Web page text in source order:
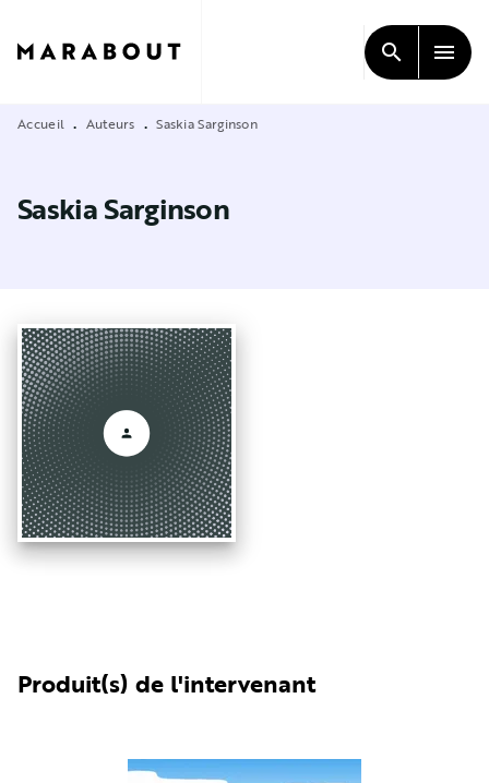
CONTENU
search menu
Accueil • Auteurs • Saskia Sarginson
Saskia Sarginson
Produit(s) de l'intervenant